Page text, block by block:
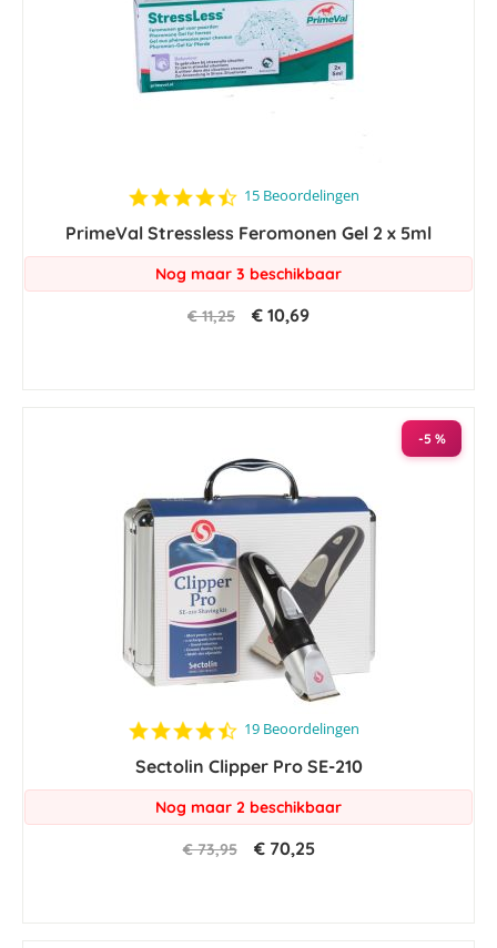
4.7
rating
15 Beoordelingen
PrimeVal Stressless Feromonen Gel 2 x 5ml
Nog maar 3 beschikbaar
€ 11,25 € 10,69
-5 %
4.6
rating
19 Beoordelingen
Sectolin Clipper Pro SE-210
Nog maar 2 beschikbaar
€ 73,95 € 70,25